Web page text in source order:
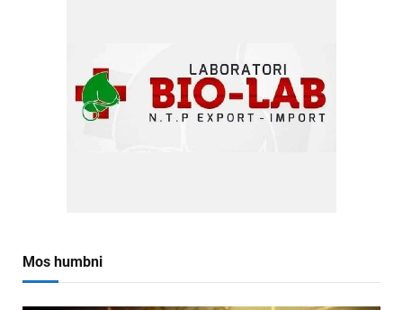
Mos humbni